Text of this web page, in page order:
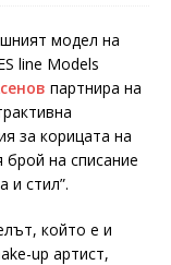
модел на
line Models
партнира на
за корицата на
брой на списание
и стил”.
който е и
up артист,